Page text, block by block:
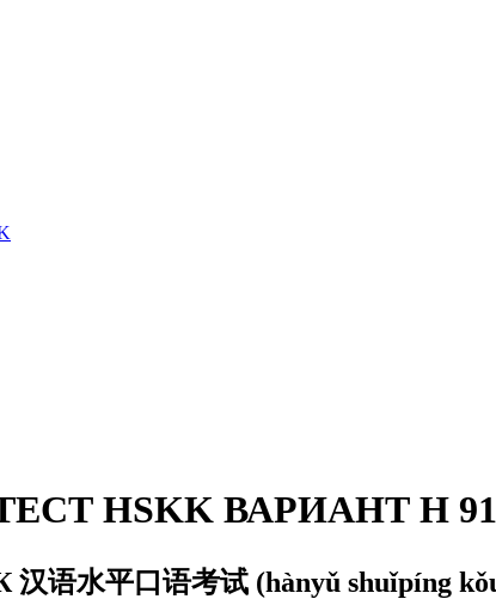
HSKK ВАРИАНТ H
汉语水平口语考试(hànyǔ shuǐpíng